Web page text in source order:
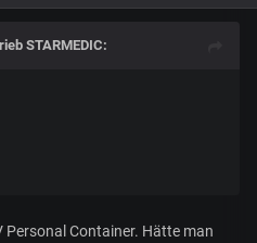
STARMEDIC:
Personal Container. Hätte man